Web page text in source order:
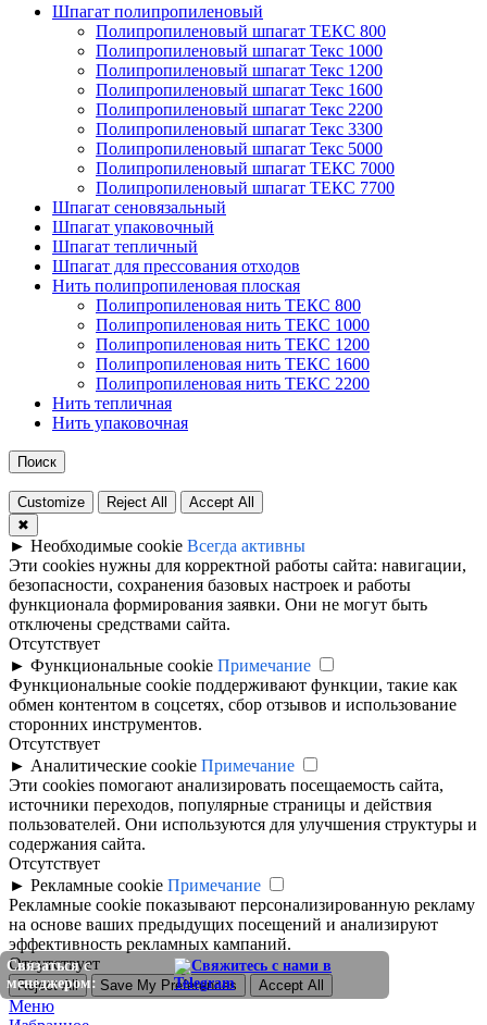
Связаться с
менеджером:
Шпагат полипропиленовый
Полипропиленовый шпагат ТЕКС 800
Полипропиленовый шпагат Текс 1000
Полипропиленовый шпагат Текс 1200
Полипропиленовый шпагат Текс 1600
Полипропиленовый шпагат Текс 2200
Полипропиленовый шпагат Текс 3300
Полипропиленовый шпагат Текс 5000
Полипропиленовый шпагат ТЕКС 7000
Полипропиленовый шпагат ТЕКС 7700
Шпагат сеновязальный
Шпагат упаковочный
Шпагат тепличный
Шпагат для прессования отходов
Нить полипропиленовая плоская
Полипропиленовая нить ТЕКС 800
Полипропиленовая нить ТЕКС 1000
Полипропиленовая нить ТЕКС 1200
Полипропиленовая нить ТЕКС 1600
Полипропиленовая нить ТЕКС 2200
Нить тепличная
Нить упаковочная
Поиск
Customize Reject All
Accept All
✖
► Необходимые cookie Всегда активны
Эти cookies нужны для корректной работы сайта: навигации,
безопасности, сохранения базовых настроек и работы
функционала формирования заявки. Они не могут быть
отключены средствами сайта.
Отсутствует
► Функциональные cookie Примечание
Функциональные cookie поддерживают функции, такие как
обмен контентом в соцсетях, сбор отзывов и использование
сторонних инструментов.
Отсутствует
► Аналитические cookie Примечание
Эти cookies помогают анализировать посещаемость сайта,
источники переходов, популярные страницы и действия
пользователей. Они используются для улучшения структуры и
содержания сайта.
Отсутствует
► Рекламные cookie Примечание
Рекламные cookie показывают персонализированную рекламу
на основе ваших предыдущих посещений и анализируют
эффективность рекламных кампаний.
Отсутствует
Reject All Save My Preferences Accept All
Меню